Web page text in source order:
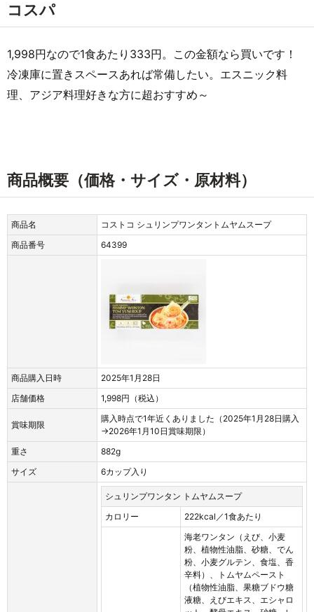
コスパ
1,998円なので1食あたり333円。この金額なら買いです！
冷凍庫に置きスペースあれば常備したい。エスニック料
理、アジア料理好きな方に超おすすめ～
商品概要（価格・サイズ・原材料）
商品名
コストコ シュリンプワンタントムヤムスープ
商品番号
64399
商品購入日時
2025年1月28日
店舗価格
1,998円（税込）
賞味期限
購入時点で1年近くありました（2025年1月28日購入
→2026年1月10日賞味期限）
重さ
882g
サイズ
6カップ入り
シュリンプワンタン トムヤムスープ
カロリー
222kcal／1食あたり
海老ワンタン（えび、小麦
粉、植物性油脂、砂糖、でん
粉、小麦グルテン、食塩、香
辛料）、トムヤムペースト
（植物性油脂、果糖ブドウ糖
液糖、えびエキス、エシャロ